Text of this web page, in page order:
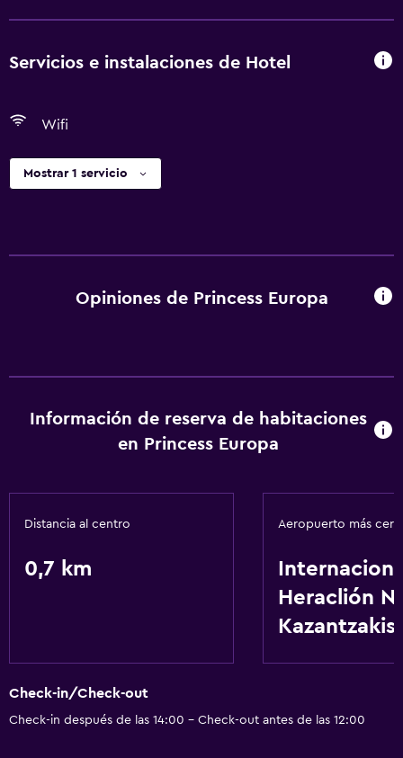
Servicios e instalaciones de Hotel
Wifi
Mostrar 1 servicio
Opiniones de Princess Europa
Información de reserva de habitaciones
en Princess Europa
Distancia al centro
0,7 km
Aeropuerto más
Heraclión
Kazantzakis
Check-in/Check-out
Check-in después de las 14:00 - Check-out antes de las 12:00